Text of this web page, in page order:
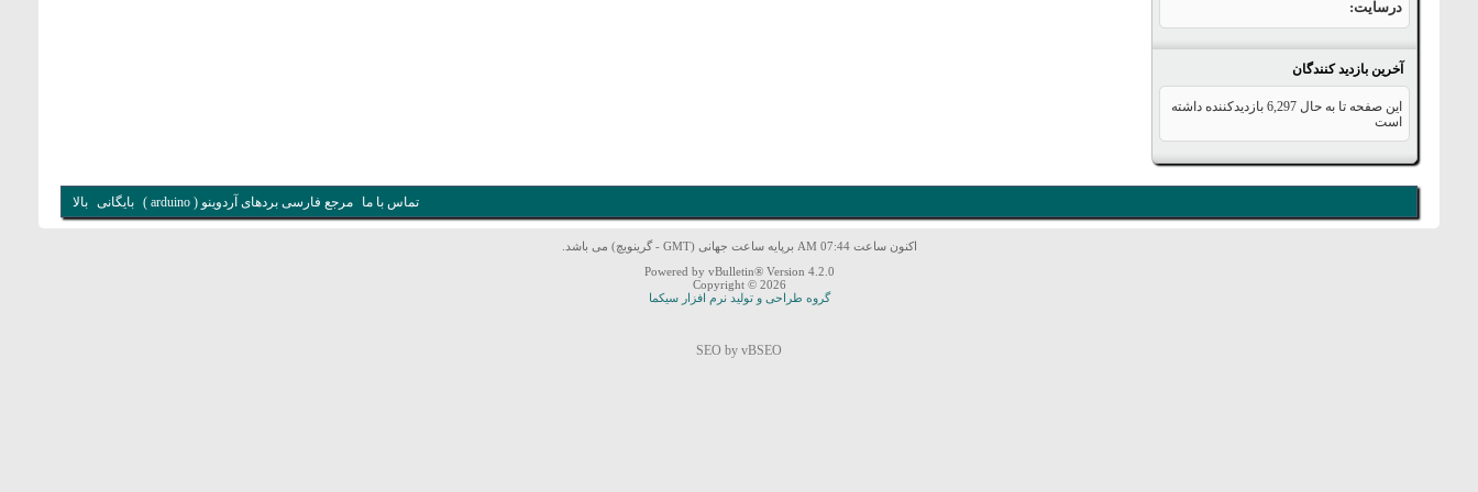
درسایت
آخرین بازدید کنندگان
این صفحه تا به حال 6,297 بازدیدکننده داشته
است
تماس با ما مرجع فارسی بردهای آردوینو ( arduino ) بایگانی بالا
اکنون ساعت 07:44 AM برپایه ساعت جهانی (GMT - گرینویچ) می باشد.
Powered by vBulletin® Version 4.2.0
Copyright © 2026
گروه طراحی و تولید نرم افزار سیکما
SEO by vBSEO